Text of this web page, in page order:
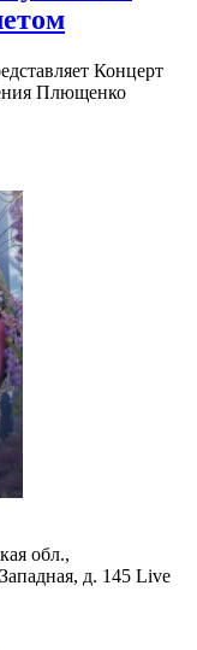
Концерт
Плющенко
обл.,
д. 145 Live